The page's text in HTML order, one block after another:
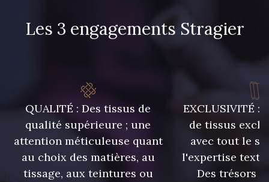
77 - Jaune Citron
73 - Moutarde 74 - Vert Fougère
Les 3 engagements Stragier
QUALITÉ : Des tissus de
qualité supérieure ; une
attention méticuleuse quant
au choix des matières, au
tissage, aux teintures ou
EXCLUSIVITÉ :
de tissus
avec tout le
l'expertise
Des trésors